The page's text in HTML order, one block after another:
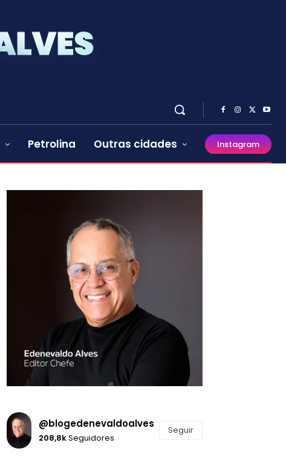
Petrolina Outras cidades Instagram
@blogedenevaldoalves
208,8kSeguidores
Seguir